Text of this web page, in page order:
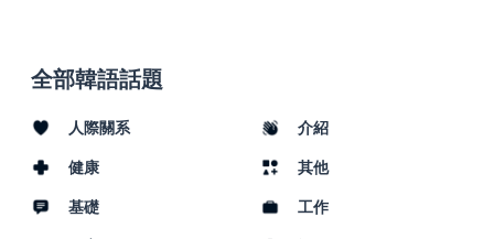
全部韓語話題
人際關系
介紹
健康
其他
基礎
工作